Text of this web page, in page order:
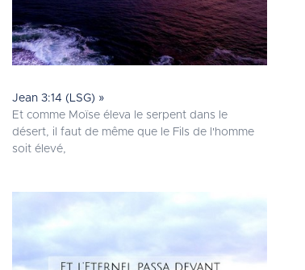
Jean 3:14 (LSG) »
Et comme Moïse éleva le serpent dans le
désert, il faut de même que le Fils de l'homme
soit élevé,